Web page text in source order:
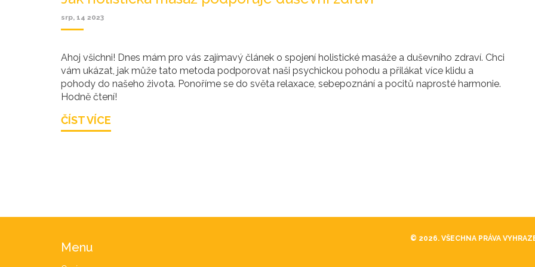
srp, 14 2023
Ahoj všichni! Dnes mám pro vás zajímavý článek o spojení holistické masáže a duševního zdraví. Chci
vám ukázat, jak může tato metoda podporovat naši psychickou pohodu a přilákat více klidu a
pohody do našeho života. Ponoříme se do světa relaxace, sebepoznání a pocitů naprosté harmonie.
Hodně čtení!
ČÍST VÍCE
Menu
© 2026. VŠECHNA PRÁVA